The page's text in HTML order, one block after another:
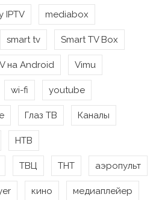
IPTV mediabox
smart tv Smart TV Box
на Android Vimu
wi-fi youtube
Глаз ТВ Каналы
НТВ
ТВЦ ТНТ аэропульт
кино медиаплейер